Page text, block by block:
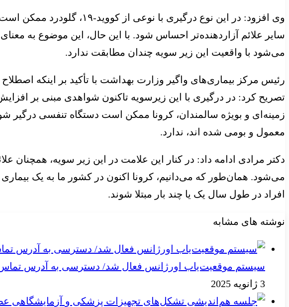
وی افزود: در این نوع
سایر علائم آزاردهنده‌تر احساس شود. با این حال، این موضوع به
می‌شود با واقعیت این زیر سویه چندان مطابقت ندارد.
رئیس مرکز بیماری‌های واگیر وزارت بهداشت با تأکید بر اینکه
تصریح کرد: در درگیری با این زیرسویه تاکنون شواهدی مبنی بر
زمینه‌ای و بویژه سالمندان، کرونا ممکن است دستگاه تنفسی درگیر
معمول و بومی شده اند، ندارد.
دکتر مرادی ادامه داد: در کنار این علامت در این زیر سویه،
می‌شود. همان‌طور که می‌دانیم، کرونا اکنون در کشور ما به یک
افراد در طول سال یک یا چند بار مبتلا شوند.
نوشته های مشابه
سیستم موقعیت‌یاب اورژانس فعال شد/ دسترسی به آدرس
3 ژانویه 2025